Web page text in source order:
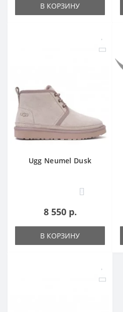
В КОРЗИНУ
Ugg Neumel Dusk
0
8 550 р.
В КОРЗИНУ